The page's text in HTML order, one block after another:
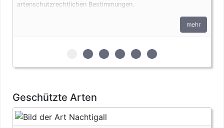
artenschutzrechtlichen Bestimmungen.
mehr
zur 1. geschützten Erscheinungsform
zur 2. geschützten
zur 3. geschützten
zur 4. geschützten
zur 5. geschützten
zur 6. geschützten
Geschützte Arten